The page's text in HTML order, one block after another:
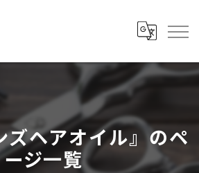
ズヘアオイル』のペ
ージ一覧